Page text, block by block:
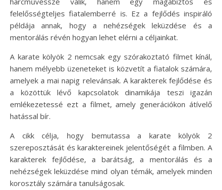
felelősségteljes fiatalemberré is. Ez a fejlődés inspiráló
példája annak, hogy a nehézségek leküzdése és a
mentorálás révén hogyan lehet elérni a céljainkat.
A karate kölyök 2 nemcsak egy szórakoztató filmet kínál,
hanem mélyebb üzeneteket is közvetít a fiatalok számára,
amelyek a mai napig relevánsak. A karakterek fejlődése és
a közöttük lévő kapcsolatok dinamikája teszi igazán
emlékezetessé ezt a filmet, amely generációkon átívelő
hatással bír.
A cikk célja, hogy bemutassa a karate kölyök 2
szereposztását és karaktereinek jelentőségét a filmben. A
karakterek fejlődése, a barátság, a mentorálás és a
nehézségek leküzdése mind olyan témák, amelyek minden
korosztály számára tanulságosak.